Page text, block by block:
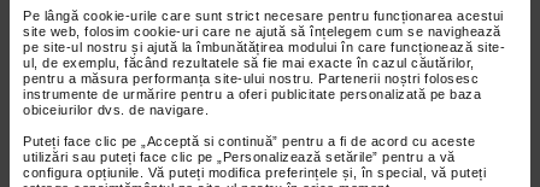
Pe lângă cookie-urile care sunt strict necesare pentru funcționarea acestui
site web, folosim cookie-uri care ne ajută să înțelegem cum se navighează
pe site-ul nostru și ajută la îmbunătățirea modului în care funcționează site-
ul, de exemplu, făcând rezultatele să fie mai exacte în cazul căutărilor,
pentru a măsura performanța site-ului nostru. Partenerii noștri folosesc
instrumente de urmărire pentru a oferi publicitate personalizată pe baza
obiceiurilor dvs. de navigare.
Puteți face clic pe „Acceptă si continuă” pentru a fi de acord cu aceste
utilizări sau puteți face clic pe „Personalizează setările” pentru a vă
configura opțiunile. Vă puteți modifica preferințele și, în special, vă puteți
Diovan 40mg x 2blistere x
14compr.film.
Revolade 25 mg x 28 compr.
film.